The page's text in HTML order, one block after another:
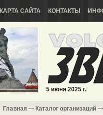
КАРТА САЙТА КОНТАКТЫ
5 июня 2025 г.
Главная Каталог организаций